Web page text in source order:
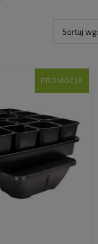
Sortuj wg:
PROMOCJA